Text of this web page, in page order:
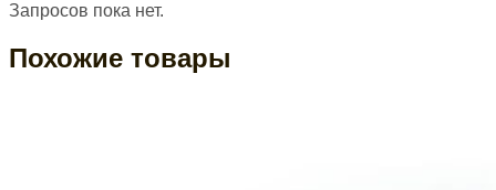
Запросов пока нет.
Похожие товары